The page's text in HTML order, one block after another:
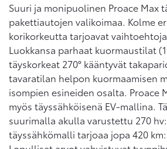
Suuri ja monipuolinen Proace Max
pakettiautojen valikoimaa. Kolme
korikorkeutta tarjoavat
Luokkansa parhaat kuormaustilat
täyskorkeat 270° kääntyvät
tavaratilan helpon kuormaamisen
isompien esineiden osalta. Proace
myös täyssähköisenä EV-mallina.
suurimalla akulla varustettu 270
täyssähkömalli tarjoaa jopa 420